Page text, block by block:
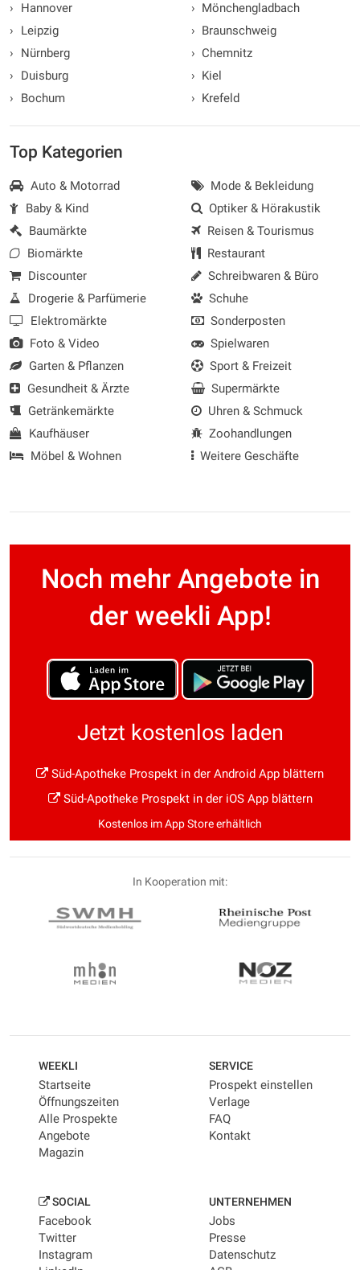
›
Hannover
›
Leipzig
›
Nürnberg
›
Duisburg
›
Bochum
› Mönchengladbach
› Braunschweig
› Chemnitz
› Kiel
› Krefeld
Top Kategorien
Auto & Motorrad
Baby & Kind
Baumärkte
Biomärkte
Discounter
Drogerie & Parfümerie
Elektromärkte
Foto & Video
Garten & Pflanzen
Gesundheit & Ärzte
Getränkemärkte
Kaufhäuser
Möbel & Wohnen
Mode & Bekleidung
Optiker & Hörakustik
Reisen & Tourismus
Restaurant
Schreibwaren & Büro
Schuhe
Sonderposten
Spielwaren
Sport & Freizeit
Supermärkte
Uhren & Schmuck
Zoohandlungen
Weitere Geschäfte
Noch mehr Angebote in
der weekli App!
Jetzt kostenlos laden
Süd-Apotheke Prospekt in der Android App blättern
Süd-Apotheke Prospekt in der iOS App blättern
Kostenlos im App Store erhältlich
In Kooperation mit:
WEEKLI
Startseite
Öffnungszeiten
Alle Prospekte
Angebote
Magazin
SERVICE
Prospekt einstellen
Verlage
FAQ
Kontakt
SOCIAL
Facebook
Twitter
Instagram
UNTERNEHMEN
Jobs
Presse
Datenschutz